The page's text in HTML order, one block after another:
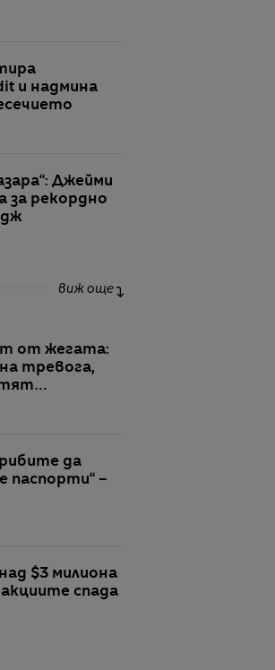
и надмина
Джейми
за рекордно
виж още
от жегата:
тревога,
да
паспорти“ –
$3 милиона
спада